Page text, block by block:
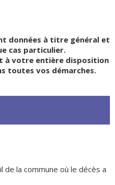
données à titre général et
cas particulier.
à votre entière disposition
toutes vos démarches.
de la commune où le décès a